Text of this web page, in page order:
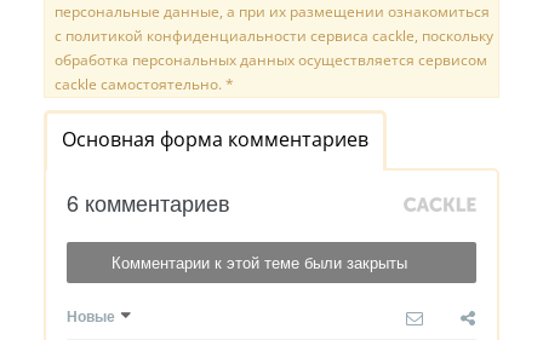
персональные данные, а при их размещении ознакомиться
с политикой конфиденциальности сервиса cackle, поскольку
обработка персональных данных осуществляется сервисом
cackle самостоятельно. *
Основная форма комментариев
6 комментариев
Комментарии к этой теме были закрыты
Новые